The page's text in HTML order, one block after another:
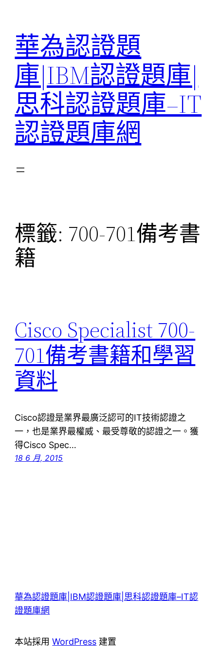
華為認證題
庫|IBM認證題庫|
思科認證題庫–IT
認證題庫網
標籤: 700-701備考書
籍
Cisco Specialist 700-
701備考書籍和學習
資料
Cisco認證是業界最廣泛認可的IT技術認證之
一，也是業界最權威、最受尊敬的認證之一。獲
得Cisco Spec…
18 6 月, 2015
華為認證題庫|IBM認證題庫|思科認證題庫–IT認
證題庫網
本站採用WordPress 建置